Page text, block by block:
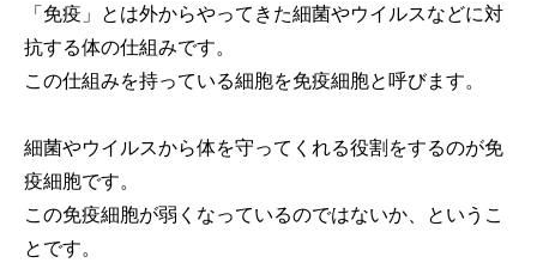
「免疫」とは外からやってきた細菌やウイルスなどに対
抗する体の仕組みです。
この仕組みを持っている細胞を免疫細胞と呼びます。
細菌やウイルスから体を守ってくれる役割をするのが免
疫細胞です。
この免疫細胞が弱くなっているのではないか、というこ
とです。